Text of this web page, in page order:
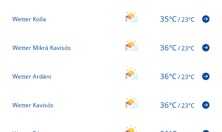
Wetter Koíla 35°C/23°C
Wetter Mikrá Kavisós 36°C/23°C
Wetter Ardáni 36°C/23°C
Wetter Kavisós 36°C/23°C